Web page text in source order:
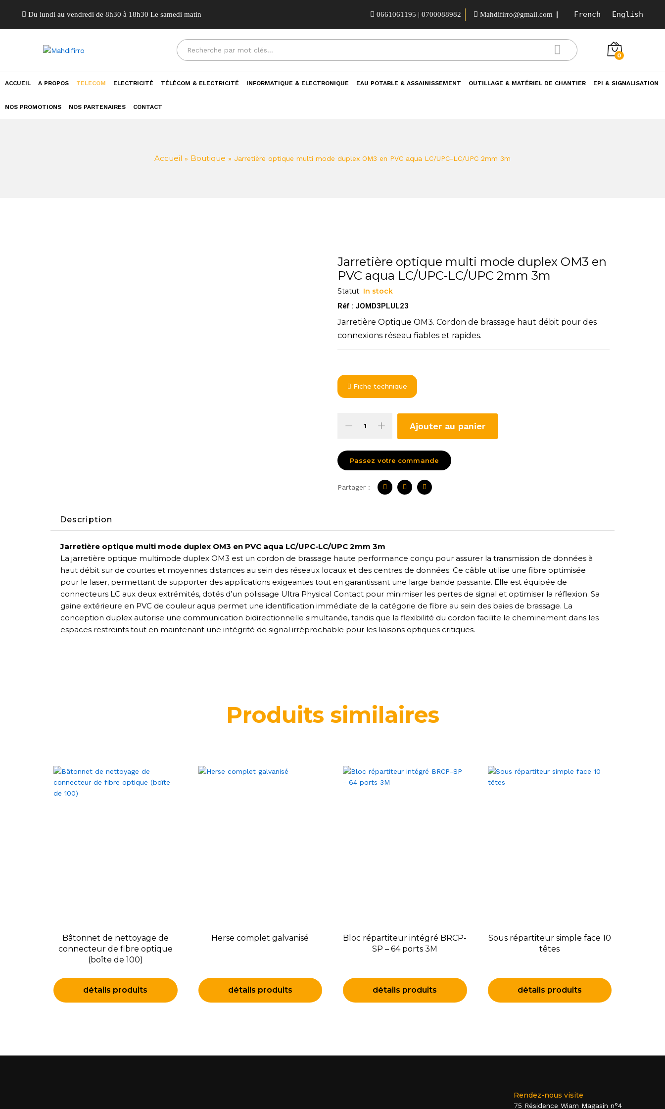
Du lundi au vendredi de 8h30 à 18h30 Le samedi matin 0661061195 | 0700088982 Mahdifirro@gmail.com French English
0
ACCUEIL A PROPOS TELECOM ELECTRICITÉ TÉLÉCOM & ELECTRICITÉ INFORMATIQUE & ELECTRONIQUE EAU POTABLE & ASSAINISSEMENT OUTILLAGE & MATÉRIEL DE CHANTIER EPI & SIGNALISATION
NOS PROMOTIONS NOS PARTENAIRES CONTACT
Accueil » Boutique » Jarretière optique multi mode duplex OM3 en PVC aqua LC/UPC-LC/UPC 2mm 3m
Jarretière optique multi mode duplex OM3 en
PVC aqua LC/UPC-LC/UPC 2mm 3m
Statut: In stock
Réf : JOMD3PLUL23
Jarretière Optique OM3. Cordon de brassage haut débit pour des
connexions réseau fiables et rapides.
Fiche technique
Ajouter au panier
Passez votre commande
Partager :
Description
Jarretière optique multi mode duplex OM3 en PVC aqua LC/UPC-LC/UPC 2mm 3m
La jarretière optique multimode duplex OM3 est un cordon de brassage haute performance conçu pour assurer la transmission de données à
haut débit sur de courtes et moyennes distances au sein des réseaux locaux et des centres de données. Ce câble utilise une fibre optimisée
pour le laser, permettant de supporter des applications exigeantes tout en garantissant une large bande passante. Elle est équipée de
connecteurs LC aux deux extrémités, dotés d’un polissage Ultra Physical Contact pour minimiser les pertes de signal et optimiser la réflexion. Sa
gaine extérieure en PVC de couleur aqua permet une identification immédiate de la catégorie de fibre au sein des baies de brassage. La
conception duplex autorise une communication bidirectionnelle simultanée, tandis que la flexibilité du cordon facilite le cheminement dans les
espaces restreints tout en maintenant une intégrité de signal irréprochable pour les liaisons optiques critiques.
Produits similaires
Bâtonnet de nettoyage de
connecteur de fibre optique
(boîte de 100)
détails produits
Herse complet galvanisé
détails produits
Bloc répartiteur intégré BRCP-
SP – 64 ports 3M
détails produits
Sous répartiteur simple face 10
têtes
détails produits
Rendez-nous visite
75 Résidence Wiam Magasin n°4